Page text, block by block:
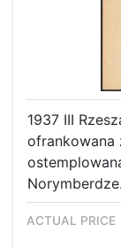
1937 III
ofrankowana
Norymberdze.